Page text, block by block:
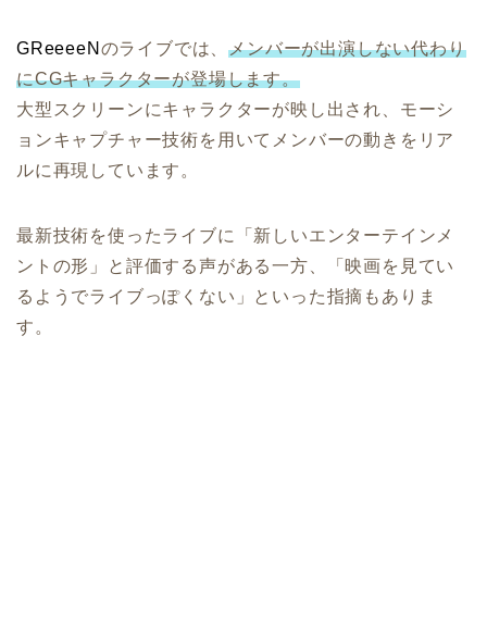
GReeeeN のライブでは、メンバーが出演しない代わり
にCGキャラクターが登場します。
大型スクリーンにキャラクターが映し出され、モーシ
ョンキャプチャー技術を用いてメンバーの動きをリア
ルに再現しています。
最新技術を使ったライブに「新しいエンターテインメ
ントの形」と評価する声がある一方、「映画を見てい
るようでライブっぽくない」といった指摘もありま
す。